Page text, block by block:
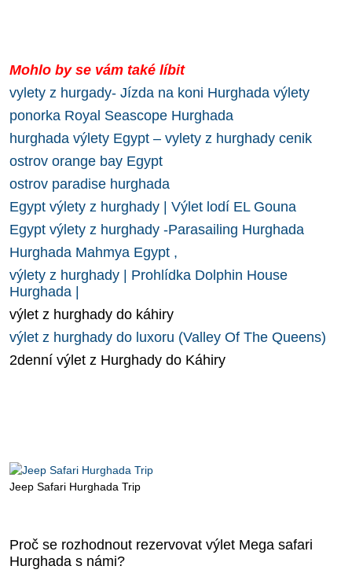
Mohlo by se vám také líbit
vylety z hurgady- Jízda na koni Hurghada výlety
ponorka Royal Seascope Hurghada
hurghada výlety Egypt – vylety z hurghady cenik
ostrov orange bay Egypt
ostrov paradise hurghada
Egypt výlety z hurghady | Výlet lodí EL Gouna
Egypt výlety z hurghady -Parasailing Hurghada
Hurghada Mahmya Egypt ,
výlety z hurghady | Prohlídka Dolphin House
Hurghada |
výlet z hurghady do káhiry
výlet z hurghady do luxoru (Valley Of The Queens)
2denní výlet z Hurghady do Káhiry
Jeep Safari Hurghada Trip
Proč se rozhodnout rezervovat výlet Mega safari
Hurghada s námi?